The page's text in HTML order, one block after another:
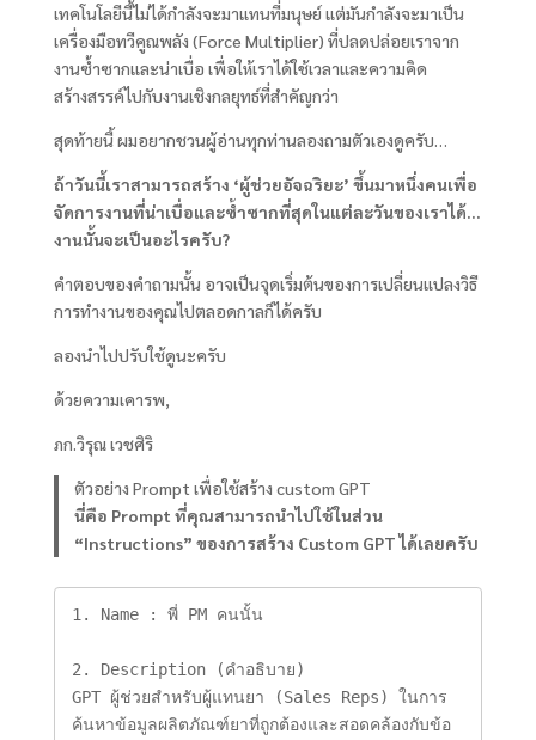
เทคโนโลยีนี้ไม่ได้กำลังจะมาแทนที่มนุษย์ แต่มันกำลังจะมาเป็น
เครื่องมือทวีคูณพลัง (Force Multiplier) ที่ปลดปล่อยเราจาก
งานซ้ำซากและน่าเบื่อ เพื่อให้เราได้ใช้เวลาและความคิด
สร้างสรรค์ไปกับงานเชิงกลยุทธ์ที่สำคัญกว่า
สุดท้ายนี้ ผมอยากชวนผู้อ่านทุกท่านลองถามตัวเองดูครับ…
ถ้าวันนี้เราสามารถสร้าง ‘ผู้ช่วยอัจฉริยะ’ ขึ้นมาหนึ่งคนเพื่อ
จัดการงานที่น่าเบื่อและซ้ำซากที่สุดในแต่ละวันของเราได้…
งานนั้นจะเป็นอะไรครับ?
คำตอบของคำถามนั้น อาจเป็นจุดเริ่มต้นของการเปลี่ยนแปลงวิธี
การทำงานของคุณไปตลอดกาลก็ได้ครับ
ลองนำไปปรับใช้ดูนะครับ
ด้วยความเคารพ,
ภก.วิรุณ เวชศิริ
ตัวอย่าง Prompt เพื่อใช้สร้าง custom GPT
นี่คือ Prompt ที่คุณสามารถนำไปใช้ในส่วน
“Instructions” ของการสร้าง Custom GPT ได้เลยครับ
1. Name : พี่ PM คนนั้น
2. Description (คำอธิบาย)
GPT ผู้ช่วยสำหรับผู้แทนยา (Sales Reps) ในการ
ค้นหาข้อมูลผลิตภัณฑ์ยาที่ถูกต้องและสอดคล้องกับข้อ